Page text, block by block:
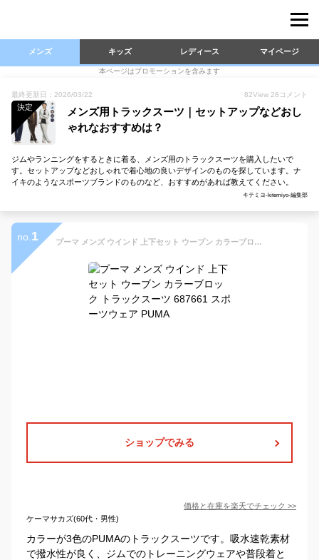
メンズ キッズ レディース マイページ
本ページはプロモーションを含みます
最終更新日：2026/03/22 82View 28 コメント
決定
メンズ用トラックスーツ｜セットアップなどおし
ゃれなおすすめは？
ジムやランニングをするときに着る、メンズ用のトラックスーツを購入したいで
す。セットアップなどおしゃれで着心地の良いデザインのものを探しています。ナ
イキのようなスポーツブランドのものなど、おすすめがあれば教えてください。
キテミヨ-kitemiyo-編集部
no. 1 プーマ メンズ ウインド 上下セット ウーブン カラーブロック トラックスーツ 687661 スポーツウェア PUMA
ショップでみる
価格と在庫を楽天でチェック >>
ケーマサカズ(60代・男性)
カラーが3色のPUMAのトラックスーツです。吸水速乾素材
で撥水性が良く、ジムでのトレーニングウェアや普段着と